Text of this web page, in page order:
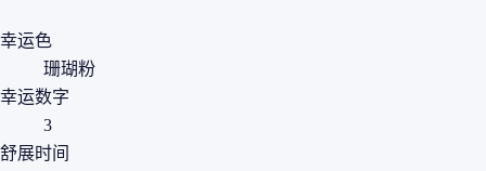
幸运色
珊瑚粉
幸运数字
3
舒展时间